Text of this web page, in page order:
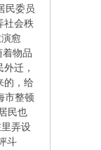
民委员
社会秩
愈
物品
迁，
的，给
市整顿
民也
弄设
斗